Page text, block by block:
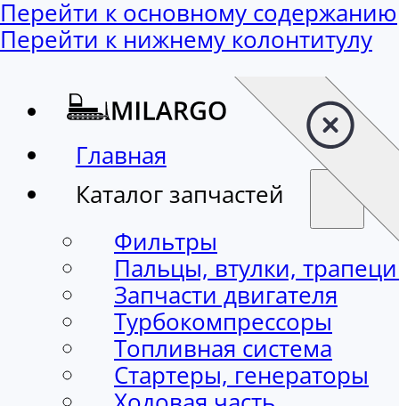
Перейти к основному содержанию
Перейти к нижнему колонтитулу
Главная
Каталог запчастей
Фильтры
Пальцы, втулки,
Запчасти двигателя
Турбокомпрессоры
Топливная система
Стартеры, генераторы